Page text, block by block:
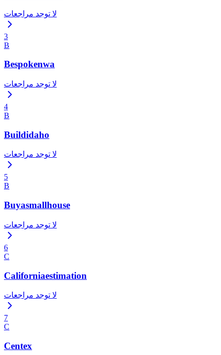
لا توجد مراجعات
3
B
Bespokenwa
لا توجد مراجعات
4
B
Buildidaho
لا توجد مراجعات
5
B
Buyasmallhouse
لا توجد مراجعات
6
C
Californiaestimation
لا توجد مراجعات
7
C
Centex